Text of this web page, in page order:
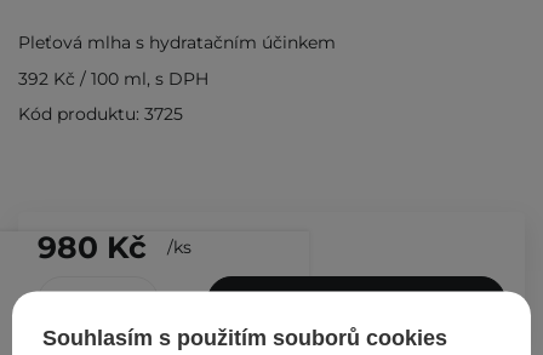
980 Kč /ks
Pleťová mlha s hydratačním účinkem
392 Kč / 100 ml, s DPH
Kód produktu: 3725
Souhlasím s použitím souborů cookies